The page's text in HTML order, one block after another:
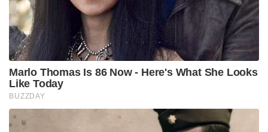
Marlo Thomas Is 86 Now - Here's What She Looks
Like Today
BUZZDAY